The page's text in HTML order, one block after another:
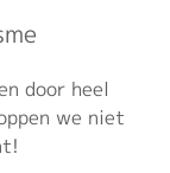
door heel
we niet